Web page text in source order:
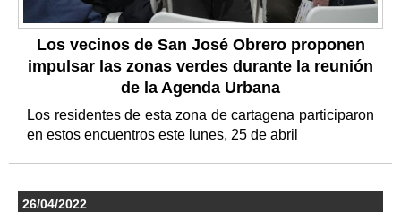
Los vecinos de San José Obrero proponen
impulsar las zonas verdes durante la reunión
de la Agenda Urbana
Los residentes de esta zona de cartagena participaron
en estos encuentros este lunes, 25 de abril
26/04/2022